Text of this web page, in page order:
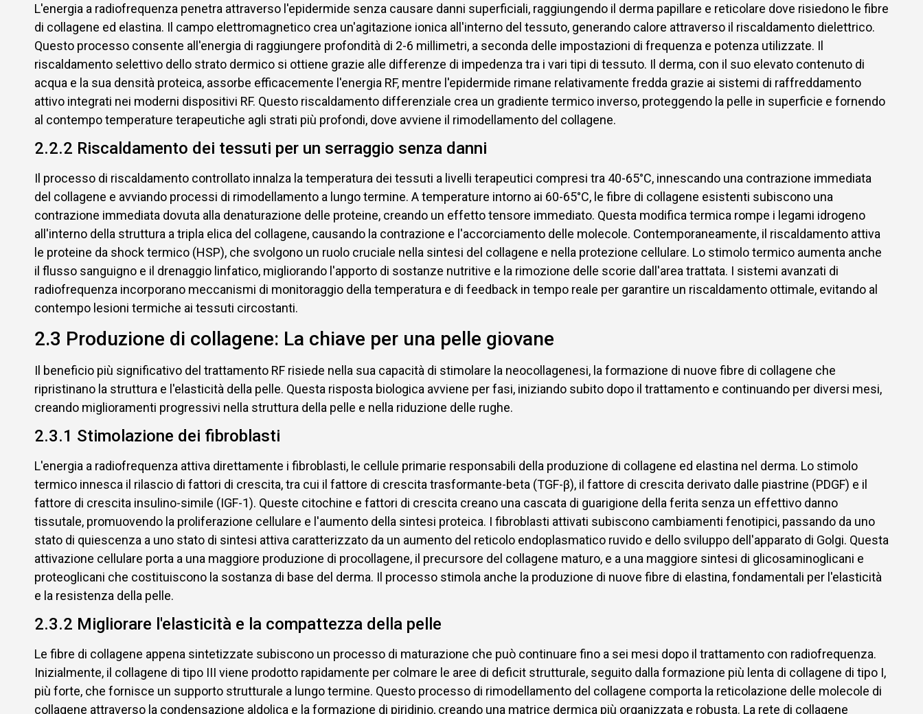
L'energia a radiofrequenza penetra attraverso l'epidermide senza causare danni superficiali, raggiungendo il derma papillare e reticolare dove risiedono le fibre
di collagene ed elastina. Il campo elettromagnetico crea un'agitazione ionica all'interno del tessuto, generando calore attraverso il riscaldamento dielettrico.
Questo processo consente all'energia di raggiungere profondità di 2-6 millimetri, a seconda delle impostazioni di frequenza e potenza utilizzate. Il
riscaldamento selettivo dello strato dermico si ottiene grazie alle differenze di impedenza tra i vari tipi di tessuto. Il derma, con il suo elevato contenuto di
acqua e la sua densità proteica, assorbe efficacemente l'energia RF, mentre l'epidermide rimane relativamente fredda grazie ai sistemi di raffreddamento
attivo integrati nei moderni dispositivi RF. Questo riscaldamento differenziale crea un gradiente termico inverso, proteggendo la pelle in superficie e fornendo
al contempo temperature terapeutiche agli strati più profondi, dove avviene il rimodellamento del collagene.
2.2.2 Riscaldamento dei tessuti per un serraggio senza danni
Il processo di riscaldamento controllato innalza la temperatura dei tessuti a livelli terapeutici compresi tra 40-65°C, innescando una contrazione immediata
del collagene e avviando processi di rimodellamento a lungo termine. A temperature intorno ai 60-65°C, le fibre di collagene esistenti subiscono una
contrazione immediata dovuta alla denaturazione delle proteine, creando un effetto tensore immediato. Questa modifica termica rompe i legami idrogeno
all'interno della struttura a tripla elica del collagene, causando la contrazione e l'accorciamento delle molecole. Contemporaneamente, il riscaldamento attiva
le proteine da shock termico (HSP), che svolgono un ruolo cruciale nella sintesi del collagene e nella protezione cellulare. Lo stimolo termico aumenta anche
il flusso sanguigno e il drenaggio linfatico, migliorando l'apporto di sostanze nutritive e la rimozione delle scorie dall'area trattata. I sistemi avanzati di
radiofrequenza incorporano meccanismi di monitoraggio della temperatura e di feedback in tempo reale per garantire un riscaldamento ottimale, evitando al
contempo lesioni termiche ai tessuti circostanti.
2.3 Produzione di collagene: La chiave per una pelle giovane
Il beneficio più significativo del trattamento RF risiede nella sua capacità di stimolare la neocollagenesi, la formazione di nuove fibre di collagene che
ripristinano la struttura e l'elasticità della pelle. Questa risposta biologica avviene per fasi, iniziando subito dopo il trattamento e continuando per diversi mesi,
creando miglioramenti progressivi nella struttura della pelle e nella riduzione delle rughe.
2.3.1 Stimolazione dei fibroblasti
L'energia a radiofrequenza attiva direttamente i fibroblasti, le cellule primarie responsabili della produzione di collagene ed elastina nel derma. Lo stimolo
termico innesca il rilascio di fattori di crescita, tra cui il fattore di crescita trasformante-beta (TGF-β), il fattore di crescita derivato dalle piastrine (PDGF) e il
fattore di crescita insulino-simile (IGF-1). Queste citochine e fattori di crescita creano una cascata di guarigione della ferita senza un effettivo danno
tissutale, promuovendo la proliferazione cellulare e l'aumento della sintesi proteica. I fibroblasti attivati subiscono cambiamenti fenotipici, passando da uno
stato di quiescenza a uno stato di sintesi attiva caratterizzato da un aumento del reticolo endoplasmatico ruvido e dello sviluppo dell'apparato di Golgi. Questa
attivazione cellulare porta a una maggiore produzione di procollagene, il precursore del collagene maturo, e a una maggiore sintesi di glicosaminoglicani e
proteoglicani che costituiscono la sostanza di base del derma. Il processo stimola anche la produzione di nuove fibre di elastina, fondamentali per l'elasticità
e la resistenza della pelle.
2.3.2 Migliorare l'elasticità e la compattezza della pelle
Le fibre di collagene appena sintetizzate subiscono un processo di maturazione che può continuare fino a sei mesi dopo il trattamento con radiofrequenza.
Inizialmente, il collagene di tipo III viene prodotto rapidamente per colmare le aree di deficit strutturale, seguito dalla formazione più lenta di collagene di tipo I,
più forte, che fornisce un supporto strutturale a lungo termine. Questo processo di rimodellamento del collagene comporta la reticolazione delle molecole di
collagene attraverso la condensazione aldolica e la formazione di piridinio, creando una matrice dermica più organizzata e robusta. La rete di collagene